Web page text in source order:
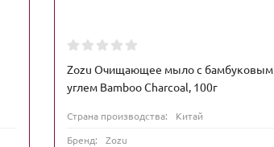
Zozu Очищающее мыло с бамбуковым
углем Bamboo Charcoal, 100г
Страна производства:
Китай
Бренд:
Zozu